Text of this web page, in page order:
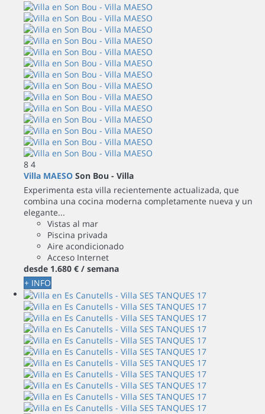
8 4
Villa MAESO Son Bou - Villa
Experimenta esta villa recientemente actualizada, que
combina una cocina moderna completamente nueva y un
elegante...
Vistas al mar
Piscina privada
Aire acondicionado
Acceso Internet
desde 1.680 € / semana
+ INFO